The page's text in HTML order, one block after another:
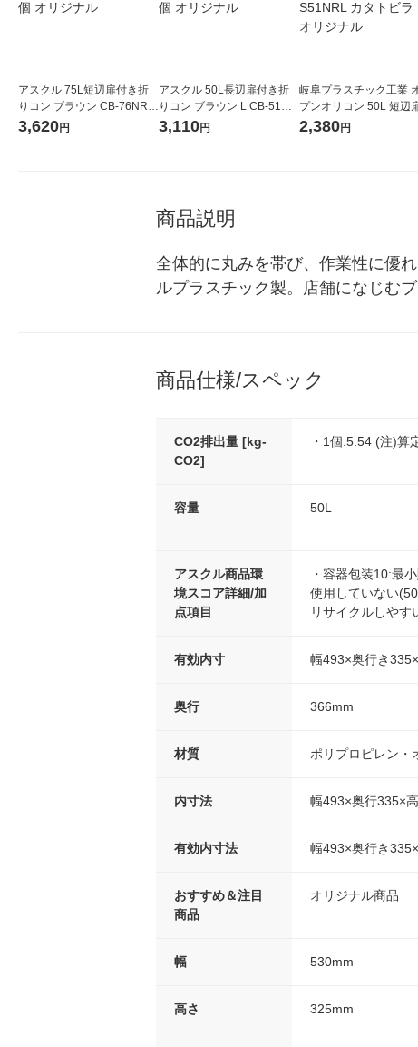
アスクル 75L短辺扉付き折
りコン ブラウン CB-76NRカ
タトビラ 1個 オリジナル
3,620円
アスクル 50L長辺扉付き折
りコン ブラウン L CB-51NR
カタトビラL 1個 オリジナル
3,110円
岐阜プラスチック工業
プンオリコン 50L 短辺
き CB-S51NRL カタトビ
2,380円
商品説明
全体的に丸みを帯び、作業性に優
ルプラスチック製。店舗になじむ
商品仕様/スペック
CO2排出量 [kg-
CO2]
・1個:5.54 (注)算
容量 50L
アスクル商品環
境スコア詳細/加
点項目
・容器包装10:最
使用していない
リサイクルしやす
有効内寸 幅493×奥行き
奥行 366mm
材質 ポリプロピレン・
内寸法 幅493×奥行335×
有効内寸法 幅493×奥行き
おすすめ＆注目
商品
オリジナル商品
幅 530mm
高さ 325mm